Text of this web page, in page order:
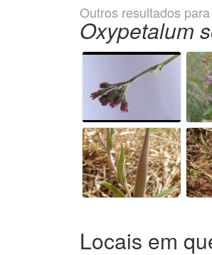
Outros resultados para
Oxypetalum
Locais em